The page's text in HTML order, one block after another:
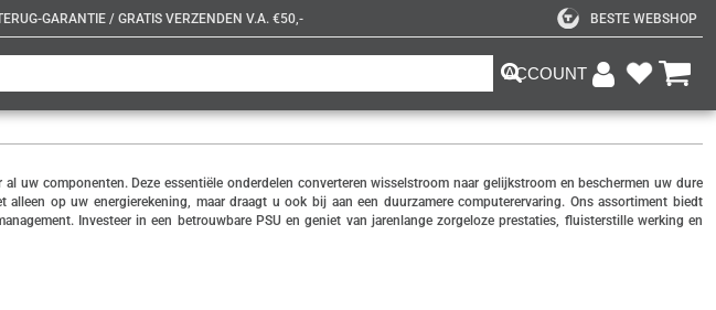
GARANTIE / GRATIS VERZENDEN V.A. €50,- BESTE WEBSHOP
ACCOUNT
uw componenten. Deze essentiële onderdelen converteren wisselstroom naar gelijkstroom en beschermen uw dure
op uw energierekening, maar draagt u ook bij aan een duurzamere computerervaring. Ons assortiment biedt
Investeer in een betrouwbare PSU en geniet van jarenlange zorgeloze prestaties, fluisterstille werking en